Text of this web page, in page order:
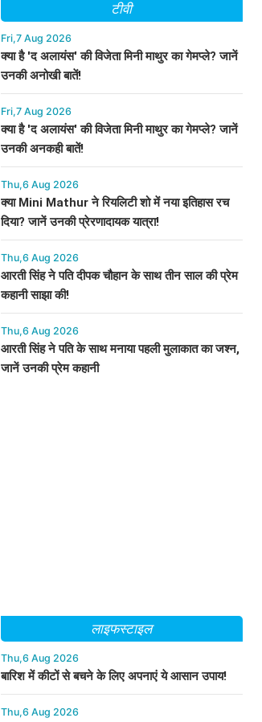
टीवी
Fri,7 Aug 2026
क्या है 'द अलायंस' की विजेता मिनी माथुर का गेमप्ले? जानें
उनकी अनोखी बातें!
Fri,7 Aug 2026
क्या है 'द अलायंस' की विजेता मिनी माथुर का गेमप्ले? जानें
उनकी अनकही बातें!
Thu,6 Aug 2026
क्या Mini Mathur ने रियलिटी शो में नया इतिहास रच
दिया? जानें उनकी प्रेरणादायक यात्रा!
Thu,6 Aug 2026
आरती सिंह ने पति दीपक चौहान के साथ तीन साल की प्रेम
कहानी साझा की!
Thu,6 Aug 2026
आरती सिंह ने पति के साथ मनाया पहली मुलाकात का जश्न,
जानें उनकी प्रेम कहानी
लाइफस्टाइल
Thu,6 Aug 2026
बारिश में कीटों से बचने के लिए अपनाएं ये आसान उपाय!
Thu,6 Aug 2026